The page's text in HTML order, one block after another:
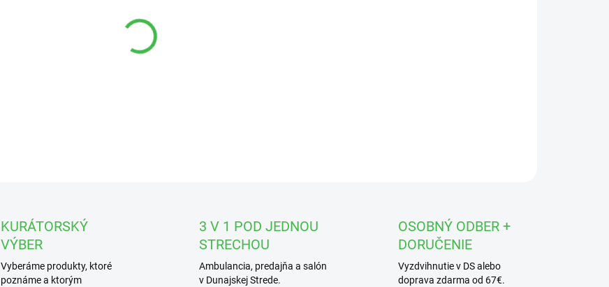
DETAILNÉ INFORMÁCIE
KURÁTORSKÝ
VÝBER
Vyberáme produkty, ktoré
poznáme a ktorým
3 V 1 POD JEDNOU
STRECHOU
Ambulancia, predajňa a salón
v Dunajskej Strede.
OSOBNÝ ODBER +
DORUČENIE
Vyzdvihnutie v DS alebo
doprava zdarma od 67€.